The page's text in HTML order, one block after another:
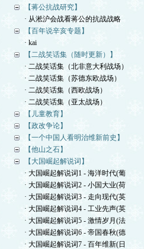
【蒋公抗战研究】
· 从淞沪会战看蒋公的抗战战略
【百年说辛亥专题】
· kai
【二战笑话集（随时更新）】
· 二战笑话集（北非意大利战场）
· 二战笑话集（苏德东欧战场）
· 二战笑话集（西欧战场）
· 二战笑话集（亚太战场）
【儿童教育】
【政改争论】
【一个中国人看明治维新前史】
【他山之石】
【大国崛起解说词】
· 大国崛起解说词1 - 海洋时代(葡
· 大国崛起解说词2 - 小国大业(荷
· 大国崛起解说词3 - 走向现代(英
· 大国崛起解说词4 - 工业先声(英
· 大国崛起解说词5 - 激情岁月(法
· 大国崛起解说词6 - 帝国春秋(德
· 大国崛起解说词7 - 百年维新(日